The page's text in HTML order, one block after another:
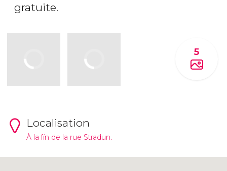
gratuite.
5
Localisation
À la fin de la rue Stradun.